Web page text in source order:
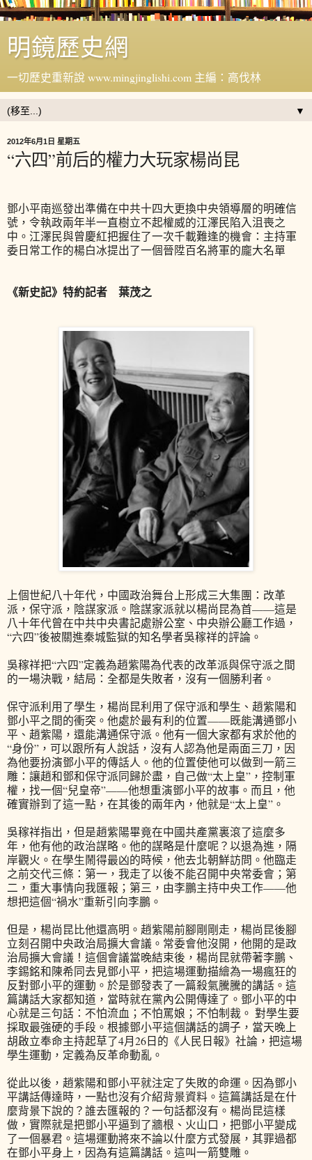
明鏡歷史網
一切歷史重新說 www.mingjinglishi.com 主編：高伐林
▼
2012年6月1日 星期五
“六四”前后的權力大玩家楊尚昆
鄧小平南巡發出準備在中共十四大更換中央領導層的明確信
號，令執政兩年半一直樹立不起權威的江澤民陷入沮喪之
中。江澤民與曾慶紅把握住了一次千載難逢的機會：主持軍
委日常工作的楊白冰提出了一個晉陞百名將軍的龐大名單
《新史記》特約記者 葉茂之
上個世紀八十年代，中國政治舞台上形成三大集團：改革
派，保守派，陰謀家派。陰謀家派就以楊尚昆為首——這是
八十年代曾在中共中央書記處辦公室、中央辦公廳工作過，
“六四”後被關進秦城監獄的知名學者吳稼祥的評論。
吳稼祥把“六四”定義為趙紫陽為代表的改革派與保守派之間
的一場決戰，結局：全都是失敗者，沒有一個勝利者。
保守派利用了學生，楊尚昆利用了保守派和學生、趙紫陽和
鄧小平之間的衝突。他處於最有利的位置——既能溝通鄧小
平、趙紫陽，還能溝通保守派。他有一個大家都有求於他的
“身份”，可以跟所有人說話，沒有人認為他是兩面三刀，因
為他要扮演鄧小平的傳話人。他的位置使他可以做到一箭三
雕：讓趙和鄧和保守派同歸於盡，自己做“太上皇”，控制軍
權，找一個“兒皇帝”——他想重演鄧小平的故事。而且，他
確實辦到了這一點，在其後的兩年內，他就是“太上皇”。
吳稼祥指出，但是趙紫陽畢竟在中國共產黨裏滾了這麼多
年，他有他的政治謀略。他的謀略是什麼呢？以退為進，隔
岸觀火。在學生鬧得最凶的時候，他去北朝鮮訪問。他臨走
之前交代三條：第一，我走了以後不能召開中央常委會；第
二，重大事情向我匯報；第三，由李鵬主持中央工作——他
想把這個“禍水”重新引向李鵬。
但是，楊尚昆比他還高明。趙紫陽前腳剛剛走，楊尚昆後腳
立刻召開中央政治局擴大會議。常委會他沒開，他開的是政
治局擴大會議！這個會議當晚結束後，楊尚昆就帶著李鵬、
李錫銘和陳希同去見鄧小平，把這場運動描繪為一場瘋狂的
反對鄧小平的運動。於是鄧發表了一篇殺氣騰騰的講話。這
篇講話大家都知道，當時就在黨內公開傳達了。鄧小平的中
心就是三句話：不怕流血；不怕罵娘；不怕制裁。 對學生要
採取最強硬的手段。根據鄧小平這個講話的調子，當天晚上
胡啟立奉命主持起草了4月26日的《人民日報》社論，把這場
學生運動，定義為反革命動亂。
從此以後，趙紫陽和鄧小平就注定了失敗的命運。因為鄧小
平講話傳達時，一點也沒有介紹背景資料。這篇講話是在什
麼背景下說的？誰去匯報的？一句話都沒有。楊尚昆這樣
做，實際就是把鄧小平逼到了牆根、火山口，把鄧小平變成
了一個暴君。這場運動將來不論以什麼方式發展，其罪過都
在鄧小平身上，因為有這篇講話。這叫一箭雙雕。